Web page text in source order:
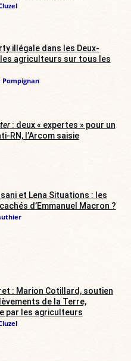
illégale dans les Deux-
agriculteurs sur tous les
: deux « expertes » pour un
RN, l’Arcom saisie
et Lena Situations : les
d’Emmanuel Macron ?
: Marion Cotillard, soutien
de la Terre,
par les agriculteurs